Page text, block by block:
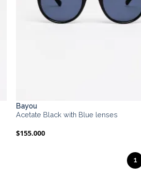
Bayou
Acetate Black with Blue lenses
$155.000
1